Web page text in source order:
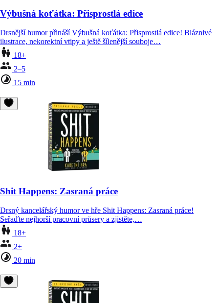
Výbušná koťátka: Přisprostlá edice
Drsnější humor přináší Výbušná koťátka: Přisprostlá edice! Bláznivé
ilustrace, nekorektní vtipy a ještě šílenější souboje…
18+
2–5
15 min
Shit Happens: Zasraná práce
Drsný kancelářský humor ve hře Shit Happens: Zasraná práce!
Seřaďte nejhorší pracovní průsery a zjistěte,…
18+
2+
20 min